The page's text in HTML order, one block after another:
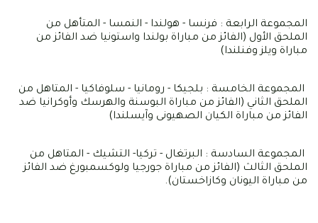
المجموعة الرابعة : فرنسا - هولندا - النمسا - المتأهل من
الملحق الأول (الفائز من مباراة بولندا واستونيا ضد الفائز من
مباراة ويلز وفنلندا)
المجموعة الخامسة : بلجيكا - رومانيا - سلوفاكيا - المتاهل من
الملحق الثاني (الفائز من مباراة البوسنة والهرسك وأوكرانيا ضد
الفائز من مباراة الكيان الصهيونى وآيسلندا)
المجموعة السادسة : البرتغال - تركيا- التشيك - المتاهل من
الملحق الثالث (الفائز من مباراة جورجيا ولوكسمبورغ ضد الفائز
من مباراة اليونان وكازاخستان).